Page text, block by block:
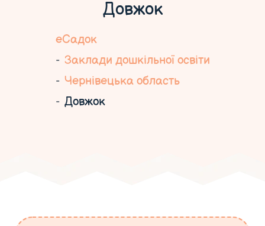
Довжок
еСадок
Заклади дошкільної освіти
Чернівецька область
Довжок